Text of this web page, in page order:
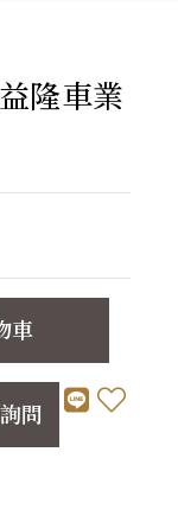
隆車業
車
詢問